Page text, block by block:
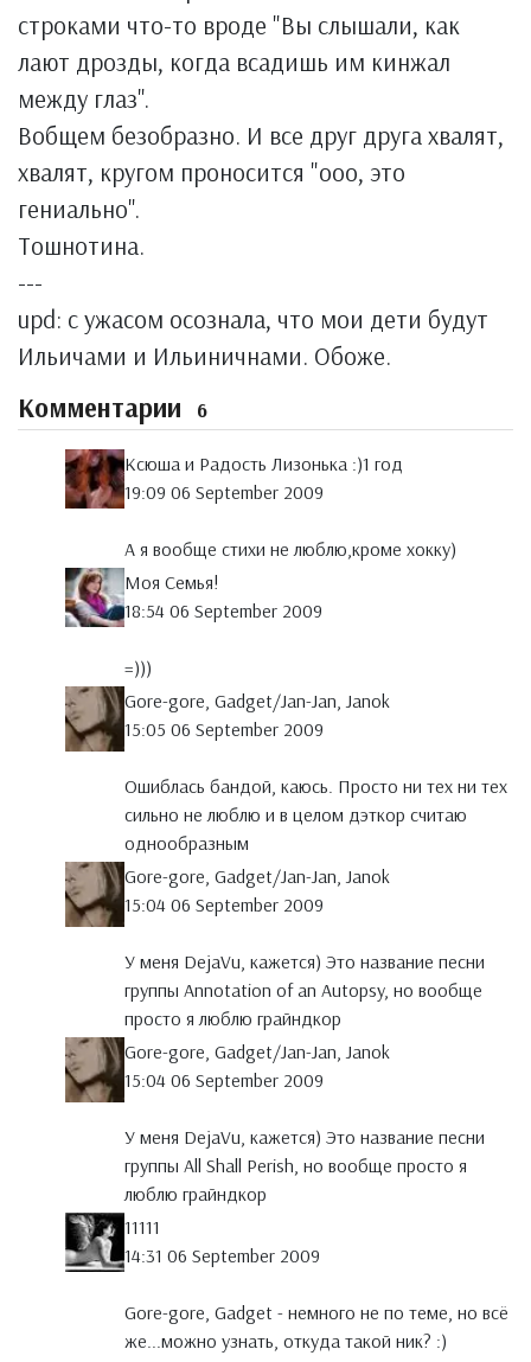
строками что-то вроде "Вы слышали, как
лают дрозды, когда всадишь им кинжал
между глаз".
Вобщем безобразно. И все друг друга хвалят,
хвалят, кругом проносится "ооо, это
гениально".
Тошнотина.
---
upd: с ужасом осознала, что мои дети будут
Ильичами и Ильиничнами. Обоже.
Комментарии 6
Ксюша и Радость Лизонька :)1 год
19:09 06 September 2009
А я вообще стихи не люблю,кроме хокку)
Моя Семья!
18:54 06 September 2009
=)))
Gore-gore, Gadget/Jan-Jan, Janok
15:05 06 September 2009
Ошиблась бандой, каюсь. Просто ни тех ни тех
сильно не люблю и в целом дэткор считаю
однообразным
Gore-gore, Gadget/Jan-Jan, Janok
15:04 06 September 2009
У меня DejaVu, кажется) Это название песни
группы Annotation of an Autopsy, но вообще
просто я люблю грайндкор
Gore-gore, Gadget/Jan-Jan, Janok
15:04 06 September 2009
У меня DejaVu, кажется) Это название песни
группы All Shall Perish, но вообще просто я
люблю грайндкор
11111
14:31 06 September 2009
Gore-gore, Gadget - немного не по теме, но всё
же...можно узнать, откуда такой ник? :)